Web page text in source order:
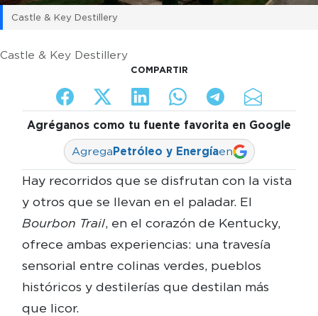
Castle & Key Destillery
Castle & Key Destillery
COMPARTIR
Agréganos como tu fuente favorita en Google
AgregaPetróleo y Energíaen
Hay recorridos que se disfrutan con la vista
y otros que se llevan en el paladar. El
Bourbon Trail, en el corazón de Kentucky,
ofrece ambas experiencias: una travesía
sensorial entre colinas verdes, pueblos
históricos y destilerías que destilan más
que licor.